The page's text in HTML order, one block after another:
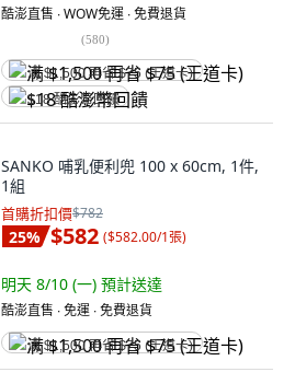
酷澎直售 ∙ WOW免運 ∙ 免費退貨
(580)
满 $1,500 再省 $75 (王道卡)
$18 酷澎幣回饋
SANKO 哺乳便利兜 100 x 60cm, 1件,
1組
首購折扣價$782
25% $582 ($582.00/1張)
明天 8/10 (一) 預計送達
酷澎直售 ∙ 免運 ∙ 免費退貨
满 $1,500 再省 $75 (王道卡)